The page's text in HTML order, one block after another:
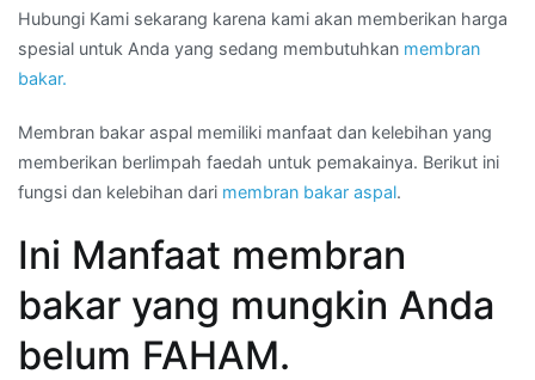
Hubungi Kami sekarang karena kami akan memberikan harga
spesial untuk Anda yang sedang membutuhkan membran
bakar.
Membran bakar aspal memiliki manfaat dan kelebihan yang
memberikan berlimpah faedah untuk pemakainya. Berikut ini
fungsi dan kelebihan dari membran bakar aspal.
Ini Manfaat membran
bakar yang mungkin Anda
belum FAHAM.